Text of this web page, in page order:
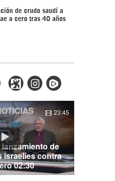
de crudo saudí a
a cero tras 40 años
 
de
israelíes contra
02:30
23:45